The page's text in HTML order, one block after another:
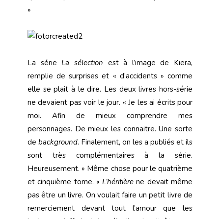
»
La sérieLa sélection est à l’image de Kiera,
remplie de surprises et « d’accidents » comme
elle se plait à le dire. Les deux livres hors-série
ne devaient pas voir le jour. « Je les ai écrits pour
moi. Afin de mieux comprendre mes
personnages. De mieux les connaitre. Une sorte
de background. Finalement, on les a publiés et ils
sont très complémentaires à la série.
Heureusement. » Même chose pour le quatrième
et cinquième tome. «L’héritière ne devait même
pas être un livre. On voulait faire un petit livre de
remerciement devant tout l’amour que les